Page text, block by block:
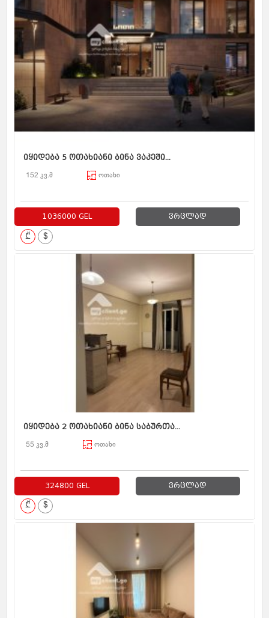
იყიდება 5 ოთახიანი ბინა ვაკეში...
152 კვ.მ ოთახი
1036000 GEL ვრცლად
₾ $
იყიდება 2 ოთახიანი ბინა საბურთა...
55 კვ.მ ოთახი
324800 GEL ვრცლად
₾ $